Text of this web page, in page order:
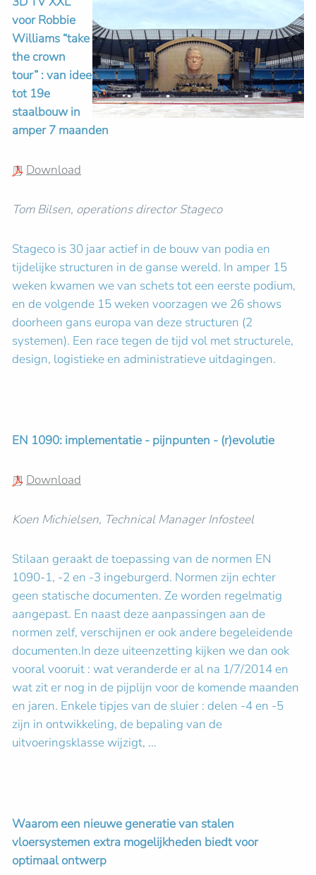
voor Robbie
Williams “take
the crown
tour” : van idee
tot 19e
staalbouw in
amper 7 maanden
Download
Tom Bilsen, operations director Stageco
Stageco is 30 jaar actief in de bouw van podia en
tijdelijke structuren in de ganse wereld. In amper 15
weken kwamen we van schets tot een eerste podium,
en de volgende 15 weken voorzagen we 26 shows
doorheen gans europa van deze structuren (2
systemen). Een race tegen de tijd vol met structurele,
design, logistieke en administratieve uitdagingen.
EN 1090: implementatie - pijnpunten - (r)evolutie
Download
Koen Michielsen, Technical Manager Infosteel
Stilaan geraakt de toepassing van de normen EN
1090-1, -2 en -3 ingeburgerd. Normen zijn echter
geen statische documenten. Ze worden regelmatig
aangepast. En naast deze aanpassingen aan de
normen zelf, verschijnen er ook andere begeleidende
documenten.In deze uiteenzetting kijken we dan ook
vooral vooruit : wat veranderde er al na 1/7/2014 en
wat zit er nog in de pijplijn voor de komende maanden
en jaren. Enkele tipjes van de sluier : delen -4 en -5
zijn in ontwikkeling, de bepaling van de
uitvoeringsklasse wijzigt, ...
Waarom een nieuwe generatie van stalen
vloersystemen extra mogelijkheden biedt voor
optimaal ontwerp